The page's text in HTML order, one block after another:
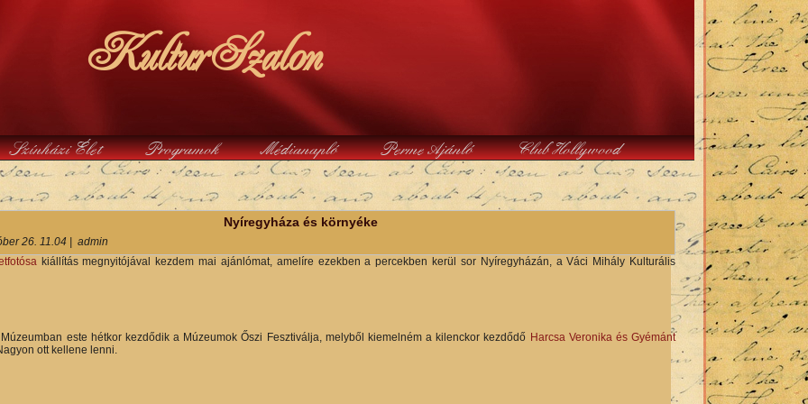
KulturSzalon
Színházi Élet Programok Médianapló Perme Ajánló Club Hollywood
Nyíregyháza és környéke
26. 11.04
admin
kiállítás megnyitójával kezdem mai ajánlómat, amelíre ezekben a percekben kerül sor Nyíregyházán, a Váci Mihály Kulturális
este hétkor kezdődik a Múzeumok Őszi Fesztiválja, melyből kiemelném a kilenckor kezdődő Harcsa Veronika és Gyémánt
ott kellene lenni.